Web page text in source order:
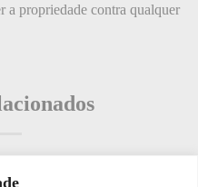
a propriedade contra qualquer